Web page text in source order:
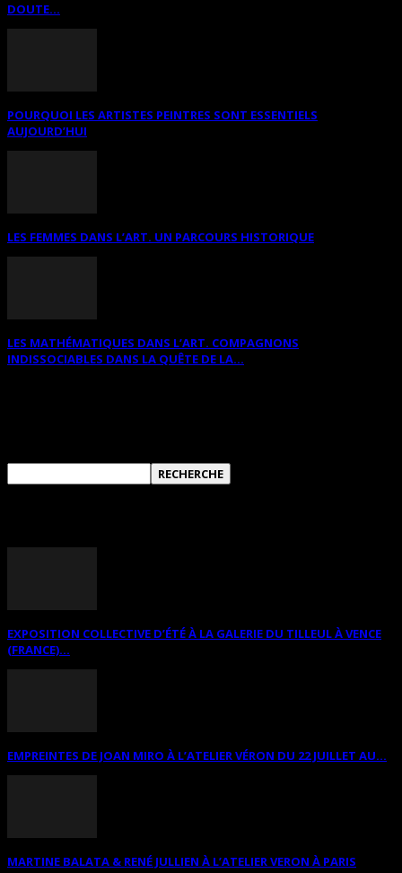
DOUTE...
POURQUOI LES ARTISTES PEINTRES SONT ESSENTIELS
AUJOURD’HUI
LES FEMMES DANS L’ART. UN PARCOURS HISTORIQUE
LES MATHÉMATIQUES DANS L’ART. COMPAGNONS
INDISSOCIABLES DANS LA QUÊTE DE LA...
EXPOSITION COLLECTIVE D’ÉTÉ À LA GALERIE DU TILLEUL À VENCE
(FRANCE)...
EMPREINTES DE JOAN MIRO À L’ATELIER VÉRON DU 22 JUILLET AU...
MARTINE BALATA & RENÉ JULLIEN À L’ATELIER VERON À PARIS